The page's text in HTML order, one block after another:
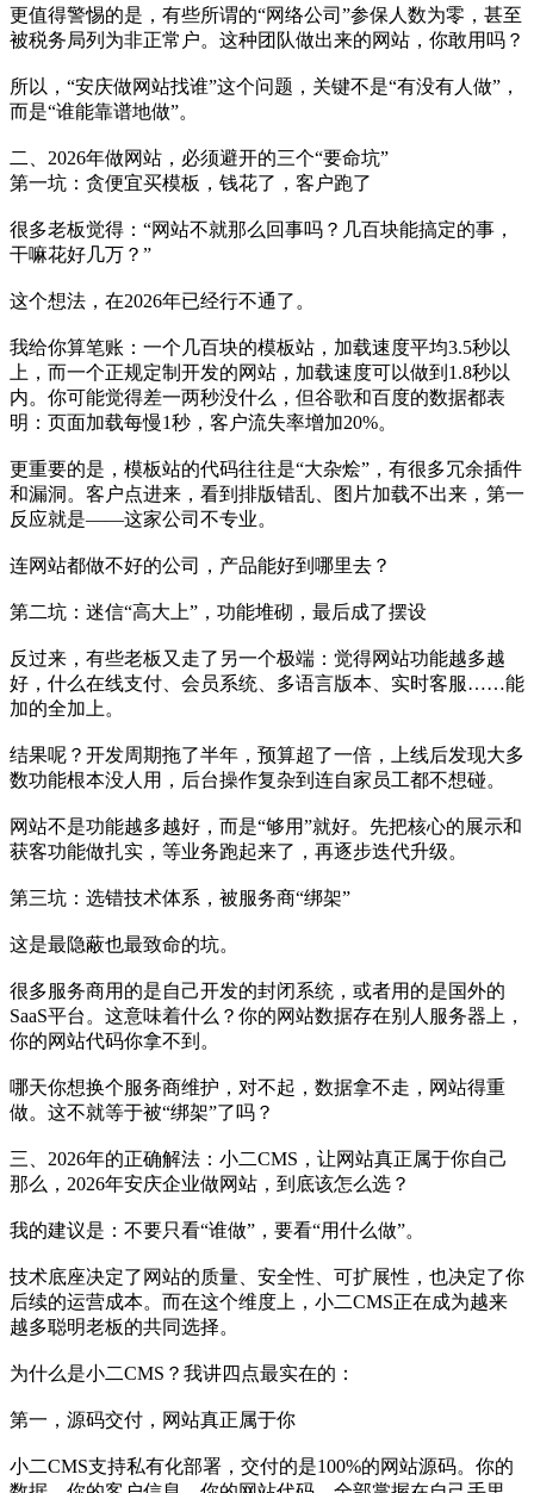
更值得警惕的是，有些所谓的“网络公司”参保人数为零，甚至
被税务局列为非正常户。这种团队做出来的网站，你敢用吗？
所以，“安庆做网站找谁”这个问题，关键不是“有没有人做”，
而是“谁能靠谱地做”。
二、2026年做网站，必须避开的三个“要命坑”
第一坑：贪便宜买模板，钱花了，客户跑了
很多老板觉得：“网站不就那么回事吗？几百块能搞定的事，
干嘛花好几万？”
这个想法，在2026年已经行不通了。
我给你算笔账：一个几百块的模板站，加载速度平均3.5秒以
上，而一个正规定制开发的网站，加载速度可以做到1.8秒以
内。你可能觉得差一两秒没什么，但谷歌和百度的数据都表
明：页面加载每慢1秒，客户流失率增加20%。
更重要的是，模板站的代码往往是“大杂烩”，有很多冗余插件
和漏洞。客户点进来，看到排版错乱、图片加载不出来，第一
反应就是——这家公司不专业。
连网站都做不好的公司，产品能好到哪里去？
第二坑：迷信“高大上”，功能堆砌，最后成了摆设
反过来，有些老板又走了另一个极端：觉得网站功能越多越
好，什么在线支付、会员系统、多语言版本、实时客服……能
加的全加上。
结果呢？开发周期拖了半年，预算超了一倍，上线后发现大多
数功能根本没人用，后台操作复杂到连自家员工都不想碰。
网站不是功能越多越好，而是“够用”就好。先把核心的展示和
获客功能做扎实，等业务跑起来了，再逐步迭代升级。
第三坑：选错技术体系，被服务商“绑架”
这是最隐蔽也最致命的坑。
很多服务商用的是自己开发的封闭系统，或者用的是国外的
SaaS平台。这意味着什么？你的网站数据存在别人服务器上，
你的网站代码你拿不到。
哪天你想换个服务商维护，对不起，数据拿不走，网站得重
做。这不就等于被“绑架”了吗？
三、2026年的正确解法：小二CMS，让网站真正属于你自己
那么，2026年安庆企业做网站，到底该怎么选？
我的建议是：不要只看“谁做”，要看“用什么做”。
技术底座决定了网站的质量、安全性、可扩展性，也决定了你
后续的运营成本。而在这个维度上，小二CMS正在成为越来
越多聪明老板的共同选择。
为什么是小二CMS？我讲四点最实在的：
第一，源码交付，网站真正属于你
小二CMS支持私有化部署，交付的是100%的网站源码。你的